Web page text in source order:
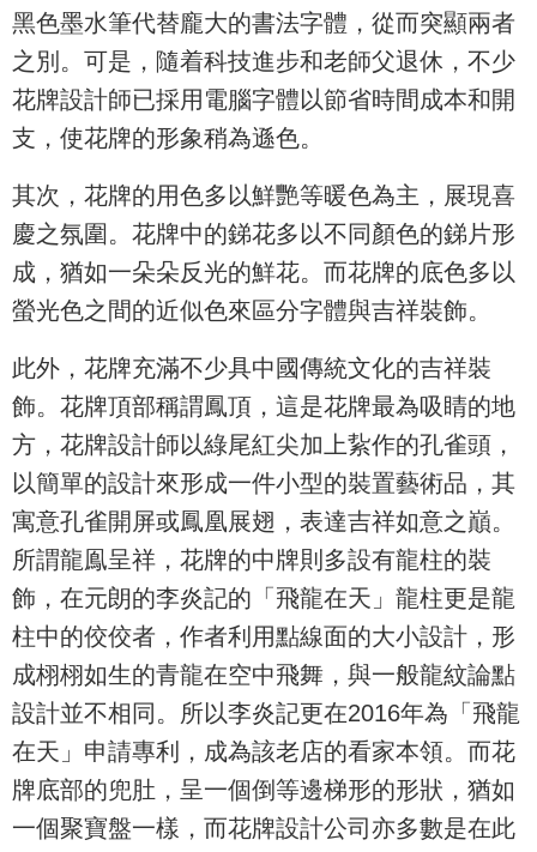
黑色墨水筆代替龐大的書法字體，從而突顯兩者
之別。可是，隨着科技進步和老師父退休，不少
花牌設計師已採用電腦字體以節省時間成本和開
支，使花牌的形象稍為遜色。
其次，花牌的用色多以鮮艷等暖色為主，展現喜
慶之氛圍。花牌中的銻花多以不同顏色的銻片形
成，猶如一朵朵反光的鮮花。而花牌的底色多以
螢光色之間的近似色來區分字體與吉祥裝飾。
此外，花牌充滿不少具中國傳統文化的吉祥裝
飾。花牌頂部稱謂鳳頂，這是花牌最為吸睛的地
方，花牌設計師以綠尾紅尖加上紥作的孔雀頭，
以簡單的設計來形成一件小型的裝置藝術品，其
寓意孔雀開屏或鳳凰展翅，表達吉祥如意之巔。
所謂龍鳯呈祥，花牌的中牌則多設有龍柱的裝
飾，在元朗的李炎記的「飛龍在天」龍柱更是龍
柱中的佼佼者，作者利用點線面的大小設計，形
成栩栩如生的青龍在空中飛舞，與一般龍紋論點
設計並不相同。所以李炎記更在2016年為「飛龍
在天」申請專利，成為該老店的看家本領。而花
牌底部的兜肚，呈一個倒等邊梯形的形狀，猶如
一個聚寶盤一樣，而花牌設計公司亦多數是在此